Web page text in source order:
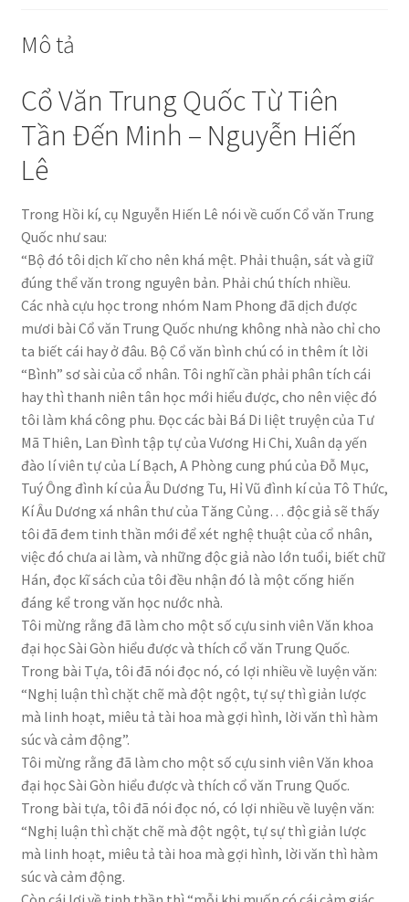
Mô tả
Cổ Văn Trung Quốc Từ Tiên
Tần Đến Minh – Nguyễn Hiến
Lê
Trong Hồi kí, cụ Nguyễn Hiến Lê nói về cuốn Cổ văn Trung
Quốc như sau:
“Bộ đó tôi dịch kĩ cho nên khá mệt. Phải thuận, sát và giữ
đúng thể văn trong nguyên bản. Phải chú thích nhiều.
Các nhà cựu học trong nhóm Nam Phong đã dịch được
mươi bài Cổ văn Trung Quốc nhưng không nhà nào chỉ cho
ta biết cái hay ở đâu. Bộ Cổ văn bình chú có in thêm ít lời
“Bình” sơ sài của cổ nhân. Tôi nghĩ cần phải phân tích cái
hay thì thanh niên tân học mới hiểu được, cho nên việc đó
tôi làm khá công phu. Đọc các bài Bá Di liệt truyện của Tư
Mã Thiên, Lan Đình tập tự của Vương Hi Chi, Xuân dạ yến
đào lí viên tự của Lí Bạch, A Phòng cung phú của Đỗ Mục,
Tuý Ông đình kí của Âu Dương Tu, Hỉ Vũ đình kí của Tô Thức,
Kí Âu Dương xá nhân thư của Tăng Củng… độc giả sẽ thấy
tôi đã đem tinh thần mới để xét nghệ thuật của cổ nhân,
việc đó chưa ai làm, và những độc giả nào lớn tuổi, biết chữ
Hán, đọc kĩ sách của tôi đều nhận đó là một cống hiến
đáng kể trong văn học nước nhà.
Tôi mừng rằng đã làm cho một số cựu sinh viên Văn khoa
đại học Sài Gòn hiểu được và thích cổ văn Trung Quốc.
Trong bài Tựa, tôi đã nói đọc nó, có lợi nhiều về luyện văn:
“Nghị luận thì chặt chẽ mà đột ngột, tự sự thì giản lược
mà linh hoạt, miêu tả tài hoa mà gợi hình, lời văn thì hàm
súc và cảm động”.
Tôi mừng rằng đã làm cho một số cựu sinh viên Văn khoa
đại học Sài Gòn hiểu được và thích cổ văn Trung Quốc.
Trong bài tựa, tôi đã nói đọc nó, có lợi nhiều về luyện văn:
“Nghị luận thì chặt chẽ mà đột ngột, tự sự thì giản lược
mà linh hoạt, miêu tả tài hoa mà gợi hình, lời văn thì hàm
súc và cảm động.